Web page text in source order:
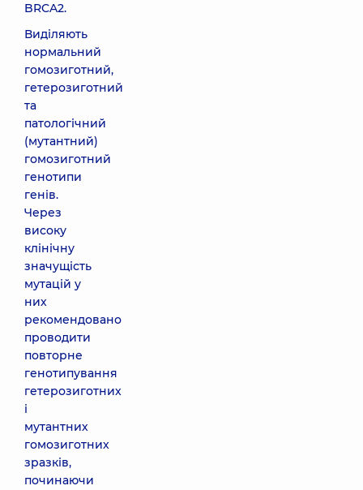
BRCA2.
Виділяють
нормальний
гомозиготний,
гетерозиготний
та
патологічний
(мутантний)
гомозиготний
генотипи
генів.
Через
високу
клінічну
значущість
мутацій у
них
рекомендовано
проводити
повторне
генотипування
гетерозиготних
і
мутантних
гомозиготних
зразків,
починаючи